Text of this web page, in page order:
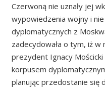
Czerwoną nie uznały jej
wypowiedzenia wojny i
dyplomatycznych z
zadecydowała o tym, iż
prezydent Ignacy
korpusem
planując przedostanie się